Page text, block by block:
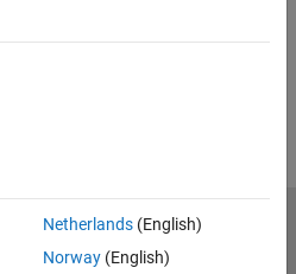
Netherlands(English)
Norway(English)
comerciales
Estado de las aplicaciones